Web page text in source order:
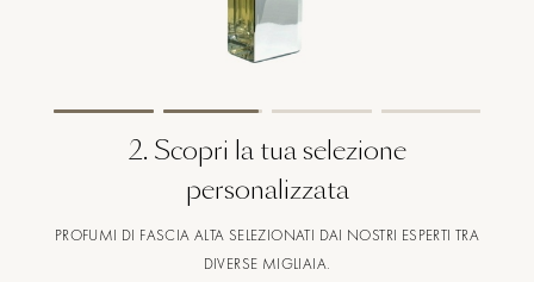
2. Scopri la tua selezione
personalizzata
PROFUMI DI FASCIA ALTA SELEZIONATI DAI NOSTRI ESPERTI TRA
DIVERSE MIGLIAIA.